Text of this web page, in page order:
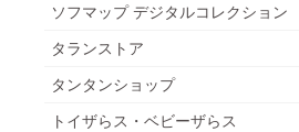
ソフマップ デジタルコレクション
タランストア
タンタンショップ
トイザらス・ベビーザらス